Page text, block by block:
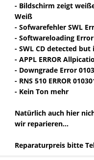
- Bildschirm zeigt
Weiß
- Sofwarefehler SWL
- Softwareloading Error
- SWL CD detected
- APPL ERROR
- Downgrade Error
- RNS 510 ERROR
- Kein Ton mehr
Natürlich auch hier
wir reparieren...
Reparaturpreis bitte